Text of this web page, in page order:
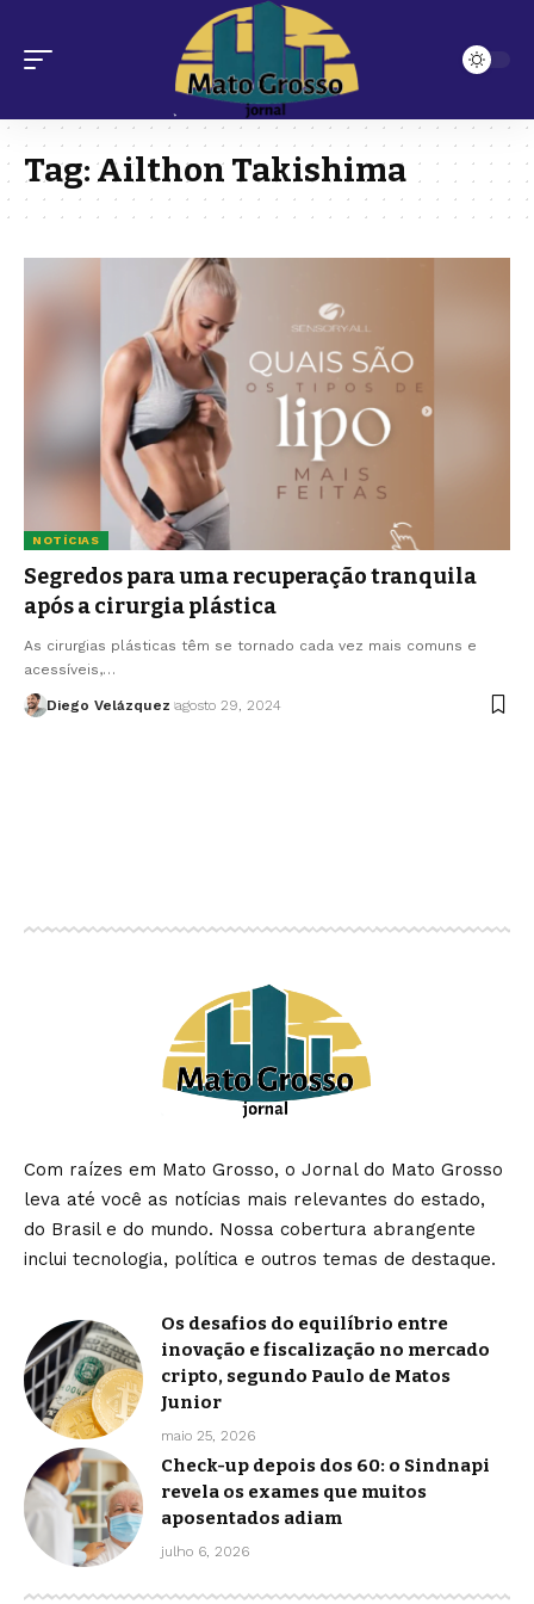
Tag:Ailthon Takishima
NOTÍCIAS
Segredos para uma recuperação tranquila
após a cirurgia plástica
As cirurgias plásticas têm se tornado cada vez mais comuns e
acessíveis,…
Diego Velázquez agosto 29, 2024
Com raízes em Mato Grosso, o Jornal do Mato Grosso
leva até você as notícias mais relevantes do estado,
do Brasil e do mundo. Nossa cobertura abrangente
inclui tecnologia, política e outros temas de destaque.
Os desafios do equilíbrio entre
inovação e fiscalização no mercado
cripto, segundo Paulo de Matos
Junior
maio 25, 2026
Check-up depois dos 60: o Sindnapi
revela os exames que muitos
aposentados adiam
julho 6, 2026